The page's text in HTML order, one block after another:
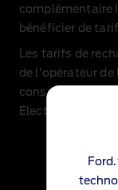
complémentaire
bénéficier de
Les tarifs de
de l'opérateur
consultables
Electroverse.